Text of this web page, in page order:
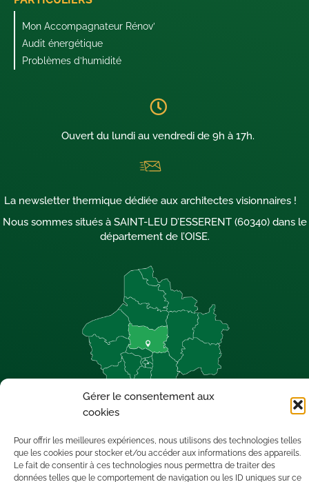
Gérer le consentement aux
cookies
Pour offrir les meilleures expériences, nous utilisons des technologies telles
que les cookies pour stocker et/ou accéder aux informations des appareils.
Le fait de consentir à ces technologies nous permettra de traiter des
données telles que le comportement de navigation ou les ID uniques sur ce
Mon Accompagnateur Rénov’
Audit énergétique
Problèmes d’humidité
Ouvert du lundi au vendredi de 9h à 17h.
La newsletter thermique dédiée aux architectes visionnaires !
Nous sommes situés à SAINT-LEU D’ESSERENT (60340) dans le
département de l’OISE.
Mentions légales • Politique de confidentialité
Copyright © Tous droits réservés.